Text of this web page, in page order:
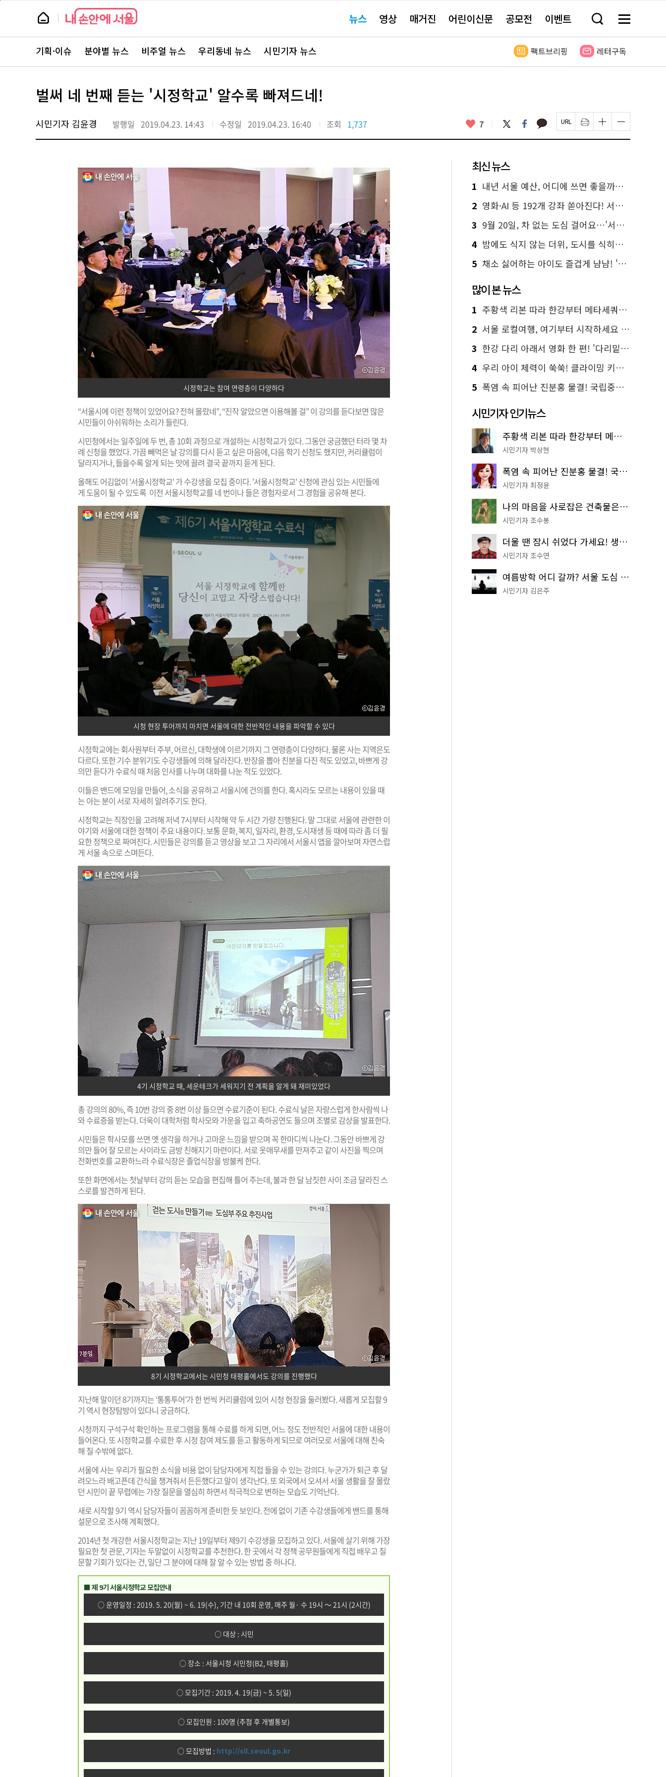
본
뉴
스 요뉴스 영상 매거진 어린이신문 공모전 이벤트 검
창
기
메
전
보
뉴
스
주
서
바
로
기획·이슈 분야별 뉴스 비주얼 뉴스 우리동네 뉴스 시민기자 뉴스 팩트브리핑 레터구독
벌써 네 번째 듣는 '시정학교' 알수록 빠져드네!
시민기자 김윤경 발행일 2019.04.23. 14:43 수정일 2019.04.23. 16:40 조회 1,737 좋
요
7 트
위
터
페
이
스
카
카 페
이
지
인
쇄
하
글
자
크
하
기
글
자
크
하
시정학교는 참여 연령층이 다양하다
“서울시에 이런 정책이 있었어요? 전혀 몰랐네”, “진작 알았으면 이용해볼 걸” 이 강의를 듣다보면 많은
시민들이 아쉬워하는 소리가 들린다.
시민청에서는 일주일에 두 번, 총 10회 과정으로 개설하는 시정학교가 있다. 그동안 궁금했던 터라 몇 차
례 신청을 했었다. 가끔 빼먹은 날 강의를 다시 듣고 싶은 마음에, 다음 학기 신청도 했지만, 커리큘럼이
달라지거나, 들을수록 알게 되는 맛에 끌려 결국 끝까지 듣게 된다.
올해도 어김없이 '서울시정학교' 가 수강생을 모집 중이다. '서울시정학교' 신청에 관심 있는 시민들에
게 도움이 될 수 있도록 이전 서울시정학교를 네 번이나 들은 경험자로서 그 경험을 공유해 본다.
시청 현장 투어까지 마치면 서울에 대한 전반적인 내용을 파악할 수 있다
시정학교에는 회사원부터 주부, 어르신, 대학생에 이르기까지 그 연령층이 다양하다. 물론 사는 지역은도
다르다. 또한 기수 분위기도 수강생들에 의해 달라진다. 반장을 뽑아 친분을 다진 적도 있었고, 바쁘게 강
의만 듣다가 수료식 때 처음 인사를 나누며 대화를 나눈 적도 있었다.
이들은 밴드에 모임을 만들어, 소식을 공유하고 서울시에 건의를 한다. 혹시라도 모르는 내용이 있을 때
는 아는 분이 서로 자세히 알려주기도 한다.
시정학교는 직장인을 고려해 저녁 7시부터 시작해 약 두 시간 가량 진행된다. 말 그대로 서울에 관련한 이
야기와 서울에 대한 정책이 주요 내용이다. 보통 문화, 복지, 일자리, 환경, 도시재생 등 때에 따라 좀 더 필
요한 정책으로 짜여진다. 시민들은 강의를 듣고 영상을 보고 그 자리에서 서울시 앱을 깔아보며 자연스럽
게 서울 속으로 스며든다.
4기 시정학교 때, 세운테크가 세워지기 전 계획을 알게 돼 재미있었다
총 강의의 80%, 즉 10번 강의 중 8번 이상 들으면 수료기준이 된다. 수료식 날은 자랑스럽게 한사람씩 나
와 수료증을 받는다. 더욱이 대학처럼 학사모와 가운을 입고 축하공연도 들으며 조별로 감상을 발표한다.
시민들은 학사모를 쓰면 옛 생각을 하거나 고마운 느낌을 받으며 꼭 한마디씩 나눈다. 그동안 바쁘게 강
의만 들어 잘 모르는 사이라도 금방 친해지기 마련이다. 서로 옷매무새를 만져주고 같이 사진을 찍으며
전화번호를 교환하느라 수료식장은 졸업식장을 방불케 한다.
또한 화면에서는 첫날부터 강의 듣는 모습을 편집해 틀어 주는데, 불과 한 달 남짓한 사이 조금 달라진 스
스로를 발견하게 된다.
8기 시정학교에서는 시민청 태평홀에서도 강의를 진행했다
지난해 말이던 8기까지는 ‘통통투어’가 한 번씩 커리큘럼에 있어 시청 현장을 둘러봤다. 새롭게 모집할 9
기 역시 현장탐방이 있다니 궁금하다.
시청까지 구석구석 확인하는 프로그램을 통해 수료를 하게 되면, 어느 정도 전반적인 서울에 대한 내용이
들어온다. 또 시정학교를 수료한 후 시정 참여 제도를 듣고 활동하게 되므로 여러모로 서울에 대해 친숙
해 질 수밖에 없다.
서울에 사는 우리가 필요한 소식을 비용 없이 담당자에게 직접 들을 수 있는 강의다. 누군가가 퇴근 후 달
려오느라 배고픈데 간식을 챙겨줘서 든든했다고 말이 생각난다. 또 외국에서 오셔서 서울 생활을 잘 몰랐
던 시민이 끝 무렵에는 가장 질문을 열심히 하면서 적극적으로 변하는 모습도 기억난다.
새로 시작할 9기 역시 담당자들이 꼼꼼하게 준비한 듯 보인다. 전에 없이 기존 수강생들에게 밴드를 통해
설문으로 조사해 계획했다.
2014년 첫 개강한 서울시정학교는 지난 19일부터 제9기 수강생을 모집하고 있다. 서울에 살기 위해 가장
필요한 첫 관문, 기자는 두말없이 시정학교를 추천한다. 한 곳에서 각 정책 공무원들에게 직접 배우고 질
문할 기회가 있다는 건, 일단 그 분야에 대해 잘 알 수 있는 방법 중 하나다.
■ 제 9기 서울시정학교 모집안내
○ 운영일정 : 2019. 5. 20(월) ~ 6. 19(수), 기간 내 10회 운영, 매주 월· 수 19시 ～ 21시 (2시간)
○ 대상 : 시민
○ 장소 : 서울시청 시민청(B2, 태평홀)
○ 모집기간 : 2019. 4. 19(금) ~ 5. 5(일)
○ 모집인원 : 100명 (추첨 후 개별통보)
○ 모집방법 : http://sll.seoul.go.kr
최신 뉴스
1 내년 서울 예산, 어디에 쓰면 좋을까요? 온라인 투표
2 영화·AI 등 192개 강좌 쏟아진다! 서울시민대학 선착순 신청
3 9월 20일, 차 없는 도심 걸어요…'서울 걷자 페스티벌' 선착순 5천명
4 밤에도 식지 않는 더위, 도시를 식히는 시원한 해법은?
5 채소 싫어하는 아이도 즐겁게 냠냠! '찾아가는 서울시 식생활 교육' 현장
많이 본 뉴스
1 주황색 리본 따라 한강부터 메타세쿼이아 숲길까지…서울둘레길 15코스
2 서울 로컬여행, 여기부터 시작하세요 '서울에디션25'
3 한강 다리 아래서 영화 한 편! '다리밑 영화관' 무료 상영
4 우리 아이 체력이 쑥쑥! 클라이밍 키즈카페·어린이 체력장
5 폭염 속 피어난 진분홍 물결! 국립중앙박물관 배롱나무 명소
시민기자 인기뉴스
주황색 리본 따라 한강부터 메타세쿼이아 숲길까지…서울둘레길 15코스
시민기자 박상현
폭염 속 피어난 진분홍 물결! 국립중앙박물관 배롱나무 명소
시민기자 최정윤
나의 마음을 사로잡은 건축물은? '서울시 건축상' 수상작 공개!
시민기자 조수봉
더울 땐 잠시 쉬었다 가세요! 생수 냉장고부터 해피소·무더위쉼터까지
시민기자 조수연
여름방학 어디 갈까? 서울 도심 무료 실내 여행 코스 추천
시민기자 김은주
페